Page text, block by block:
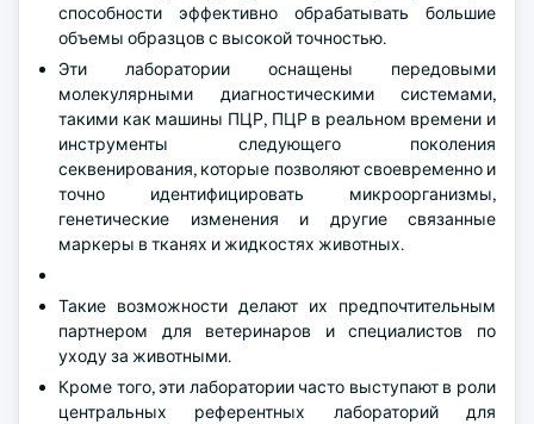
способности эффективно обрабатывать большие
объемы образцов с высокой точностью.
Эти лаборатории оснащены передовыми
молекулярными диагностическими системами,
такими как машины ПЦР, ПЦР в реальном времени и
инструменты следующего поколения
секвенирования, которые позволяют своевременно и
точно идентифицировать микроорганизмы,
генетические изменения и другие связанные
маркеры в тканях и жидкостях животных.
Такие возможности делают их предпочтительным
партнером для ветеринаров и специалистов по
уходу за животными.
Кроме того, эти лаборатории часто выступают в роли
центральных референтных лабораторий для